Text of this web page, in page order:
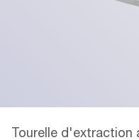
Tourelle d'extraction